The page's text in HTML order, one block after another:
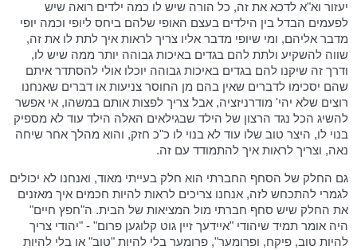
יעזור וא"א לדכא את זה, כל הורה שיש לו כמה ילדים רואה שיש
לפעמים הבדל בין הילדים בעצם האופי שלהם ביחס ליופי וכמה יופי
מדבר אליהם, ומי שיופי מדבר אליו צריך לראות איך לתת לו את זה,
שווה להשקיע ולתת להם בגדים באיכות גבוהה יותר ממה שיש לו,
ודרך זה שיקנו להם בגדים באיכות גבוהה יוכלו אולי להסתדר איתם
שהם יסכימו לדברים שאין בהם מן החוסר צניעות או דברים שאנחנו
רוצים שלא יהי' מודרניזציה, אבל צריך לפצות אותם במשהו, אי אפשר
להשיג הכל נגד הרצון של הילד שבגילאים האלה הילד עוד לא מספיק
בנוי לו, היצר טוב שלו עוד לא בנוי לו כ"כ חזק, והוא מהלך אחר שיחה
נאה, וצריך לראות איך להתמודד עם זה.
גם החלק של הסחף החברתי הוא חלק בעייתי מאוד, ואנחנו לא יכולים
לגמרי להתכחש לזה, אנחנו צריכים לראות להיות חכמים איך מאזנים
את החלק שיש סחף חברתי מול המציאות של הבית. ה"חפץ חיים"
היה אומר תמיד שיהודי "איידעך זיין גוט קלוגען פרום" - "יהודי צריך
להיות טוב, פיקח, ופרומער", פרומער בלי להיות "טוב" או בלי להיות